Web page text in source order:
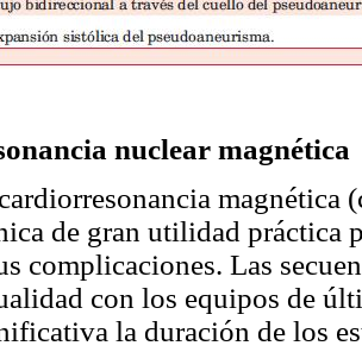
nuclear magnética
magnética
de gran utilidad práctica
complicaciones. Las
con los equipos de
la duración de los